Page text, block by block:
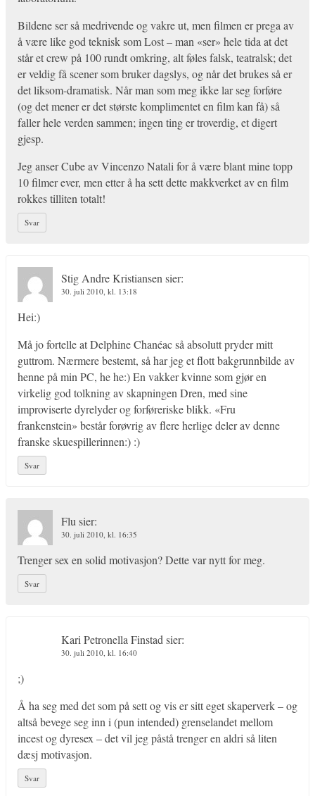
Bildene ser så medrivende og vakre ut, men filmen er prega av
å være like god teknisk som Lost – man «ser» hele tida at det
står et crew på 100 rundt omkring, alt føles falsk, teatralsk; det
er veldig få scener som bruker dagslys, og når det brukes så er
det liksom-dramatisk. Når man som meg ikke lar seg forføre
(og det mener er det største komplimentet en film kan få) så
faller hele verden sammen; ingen ting er troverdig, et digert
gjesp.
Jeg anser Cube av Vincenzo Natali for å være blant mine topp
10 filmer ever, men etter å ha sett dette makkverket av en film
rokkes tilliten totalt!
Svar
Stig Andre Kristiansen sier:
30. juli 2010, kl. 13:18
Hei:)
Må jo fortelle at Delphine Chanéac så absolutt pryder mitt
guttrom. Nærmere bestemt, så har jeg et flott bakgrunnbilde av
henne på min PC, he he:) En vakker kvinne som gjør en
virkelig god tolkning av skapningen Dren, med sine
improviserte dyrelyder og forføreriske blikk. «Fru
frankenstein» består forøvrig av flere herlige deler av denne
franske skuespillerinnen:) :)
Svar
Flu sier:
30. juli 2010, kl. 16:35
Trenger sex en solid motivasjon? Dette var nytt for meg.
Svar
Kari Petronella Finstad sier:
30. juli 2010, kl. 16:40
;)
Å ha seg med det som på sett og vis er sitt eget skaperverk – og
altså bevege seg inn i (pun intended) grenselandet mellom
incest og dyresex – det vil jeg påstå trenger en aldri så liten
dæsj motivasjon.
Svar